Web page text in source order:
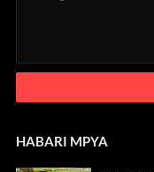
HABARI MPYA